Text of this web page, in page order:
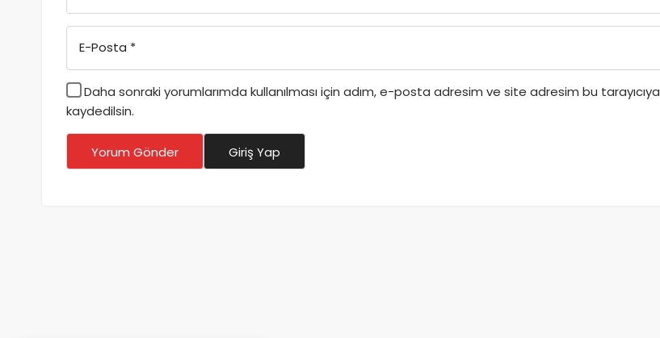
E-Posta *
Daha sonraki yorumlarımda kullanılması için adım, e-posta adresim ve site adresim bu tarayıcıya
kaydedilsin.
Yorum Gönder Giriş Yap